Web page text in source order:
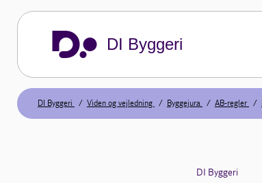
DI Byggeri
DI Byggeri Viden og vejledning Byggejura AB-regler
DI Byggeri